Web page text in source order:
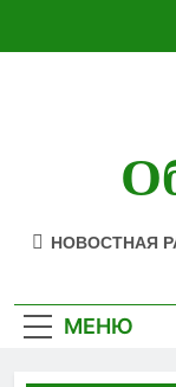
НОВОСТНАЯ
МЕНЮ